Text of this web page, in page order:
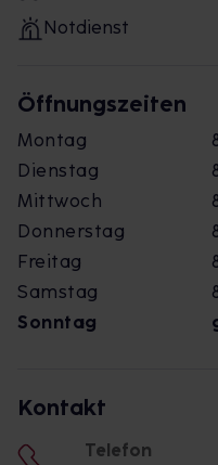
Notdienst
Öffnungszeiten
Montag
Dienstag
Mittwoch
Donnerstag
Freitag
Samstag
Sonntag
Kontakt
Telefon